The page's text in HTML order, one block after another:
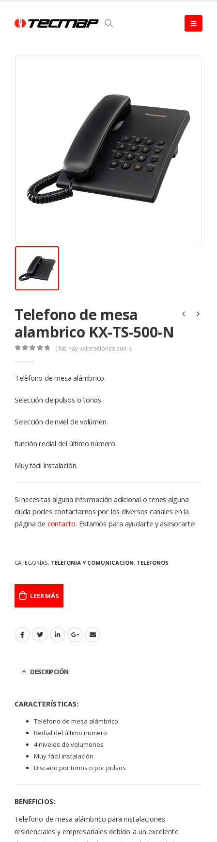
Telefono de mesa
alambrico KX-TS-500-N
( No hay valoraciones aún. )
Teléfono de mesa alámbrico.
Selección de pulsos o tonos.
Selección de nviel de volúmen.
función redial del último número.
Muy fácil instalación.
Si necesitas alguna información adicional o tenes alguna
duda podes contactarnos por los diversos canales en la
página de contacto. Estamos para ayudarte y asesorarte!
CATEGORÍAS: TELEFONIA Y COMUNICACION, TELEFONOS
LEER MÁS
DESCRIPCIÓN
CARACTERÍSTICAS:
Teléfono de mesa alámbrico
Redial del último numero
4 niveles de volumenes
Muy fácil instalación
Discado por tonos o por pulsos
BENEFICIOS:
Telefono de mesa alámbrico para instalaciones
residenciales y empresariales debido a un excelente